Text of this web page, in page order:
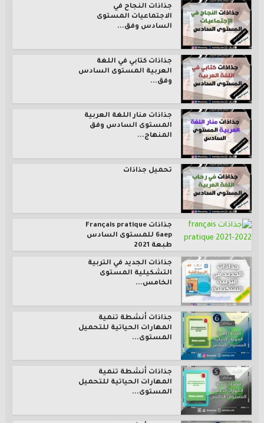
جذاذات النجاح في
الاجتماعيات المستوى
السادس وفق...
جذاذات كتابي في اللغة
العربية المستوى السادس
وفق...
جذاذات منار اللغة العربية
المستوى السادس وفق
المنهاج...
تحميل جذاذات
جذاذات Français pratique
6aep للمستوى السادس
طبعة 2021
جذاذات الجديد في التربية
التشكيلية المستوى
الخامس...
جذاذات أنشطة تنمية
المهارات الحياتية للتحميل
المستوى...
جذاذات أنشطة تنمية
المهارات الحياتية للتحميل
المستوى...